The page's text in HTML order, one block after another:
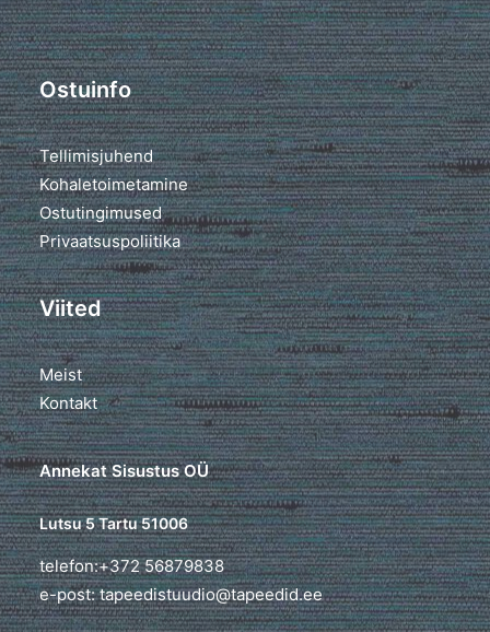
Ostuinfo
Tellimisjuhend
Kohaletoimetamine
Ostutingimused
Privaatsuspoliitika
Viited
Meist
Kontakt
Annekat Sisustus OÜ
Lutsu 5 Tartu 51006
telefon:+372 56879838
e-post: tapeedistuudio@tapeedid.ee